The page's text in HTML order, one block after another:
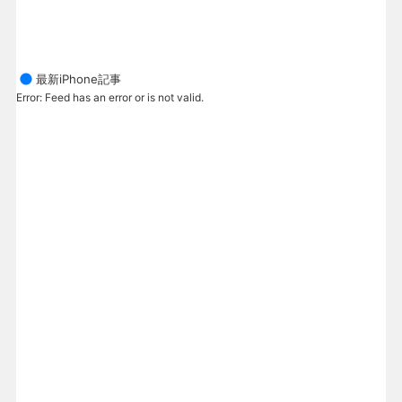
最新iPhone記事
Error: Feed has an error or is not valid.